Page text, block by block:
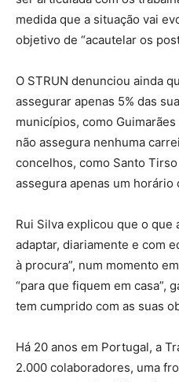
medida que a situação vai
objetivo de “acautelar os
O STRUN denunciou ainda
assegurar apenas 5% das
municípios, como
não assegura nenhuma
concelhos, como Santo
assegura apenas um horário
Rui Silva explicou que o que
adaptar, diariamente e com
à procura”, num momento
“para que fiquem em casa”,
tem cumprido com as suas
Há 20 anos em Portugal, a
2.000 colaboradores, uma